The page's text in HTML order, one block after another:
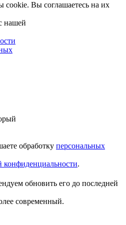
cookie. Вы соглашаетесь на их
нашей
обработку персональных
конфиденциальности.
обновить его до последней
современный.